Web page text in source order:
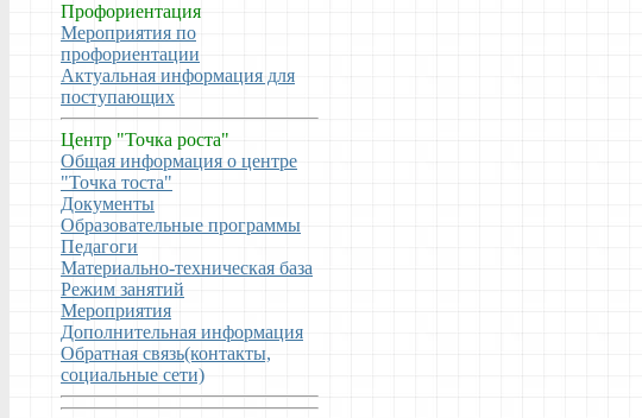
Профориентация
Мероприятия по
профориентации
Актуальная информация для
поступающих
Центр "Точка роста"
Общая информация о центре
"Точка тоста"
Документы
Образовательные программы
Педагоги
Материально-техническая база
Режим занятий
Мероприятия
Дополнительная информация
Обратная связь(контакты,
социальные сети)